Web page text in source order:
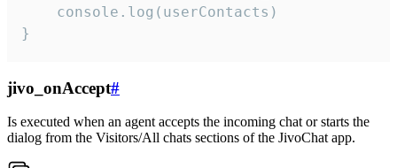
    console.log(userContacts)
}
jivo_onAccept#
Is executed when an agent accepts the incoming chat or starts the
dialog from the Visitors/All chats sections of the JivoChat app.